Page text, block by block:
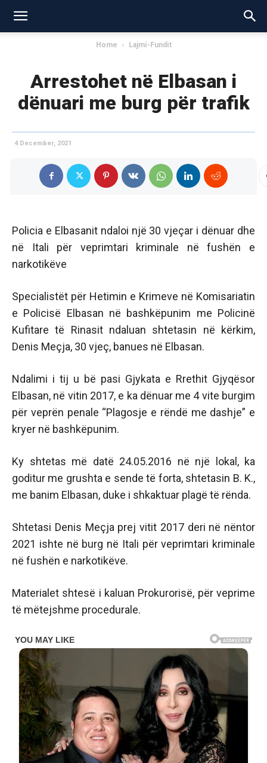
Home Lajmi-Fundit
Arrestohet në Elbasan i
dënuari me burg për trafik
4 December, 2021
Policia e Elbasanit ndaloi një 30 vjeçar i dënuar dhe
në Itali për veprimtari kriminale në fushën e
narkotikëve
Specialistët për Hetimin e Krimeve në Komisariatin
e Policisë Elbasan në bashkëpunim me Policinë
Kufitare të Rinasit ndaluan shtetasin në kërkim,
Denis Meçja, 30 vjeç, banues në Elbasan.
Ndalimi i tij u bë pasi Gjykata e Rrethit Gjyqësor
Elbasan, në vitin 2017, e ka dënuar me 4 vite burgim
për veprën penale “Plagosje e rëndë me dashje” e
kryer në bashkëpunim.
Ky shtetas më datë 24.05.2016 në një lokal, ka
goditur me grushta e sende të forta, shtetasin B. K.,
me banim Elbasan, duke i shkaktuar plagë të rënda.
Shtetasi Denis Meçja prej vitit 2017 deri në nëntor
2021 ishte në burg në Itali për veprimtari kriminale
në fushën e narkotikëve.
Materialet shtesë i kaluan Prokurorisë, për veprime
të mëtejshme procedurale.